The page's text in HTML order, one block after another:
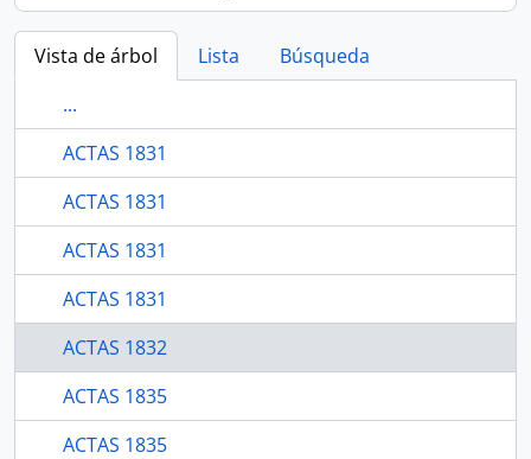
Vista de árbol Lista
Búsqueda
...
ACTAS 1831
ACTAS 1831
ACTAS 1831
ACTAS 1831
ACTAS 1832
ACTAS 1835
ACTAS 1835